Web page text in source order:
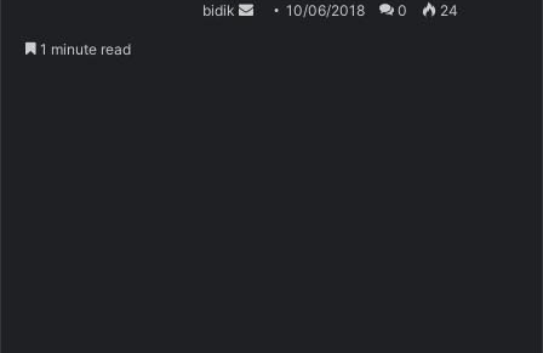
bidik 10/06/2018 0 24
1 minute read